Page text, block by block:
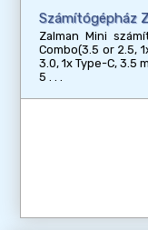
Számítógépház
Zalman Mini
Combo(3.5 or 2.5,
3.0, 1x Type-C, 3.5
5